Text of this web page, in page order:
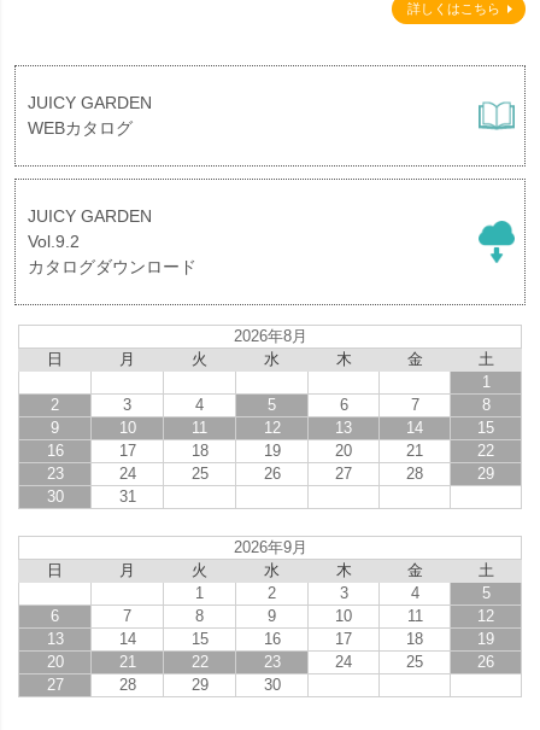
詳しくはこちら
JUICY GARDEN
WEBカタログ
JUICY GARDEN
Vol.9.2
カタログダウンロード
2026年8月
日
月 火 水 木 金
土
1
2
3 4 5 6 7
8
9
10 11 12 13 14
15
16
17 18 19 20 21
22
23
24 25 26 27 28
29
30
31
2026年9月
日
月 火 水 木 金
土
1
2 3 4
5
6
7 8 9 10 11
12
13
14 15 16 17 18
19
20
21 22 23 24 25
26
27
28 29 30